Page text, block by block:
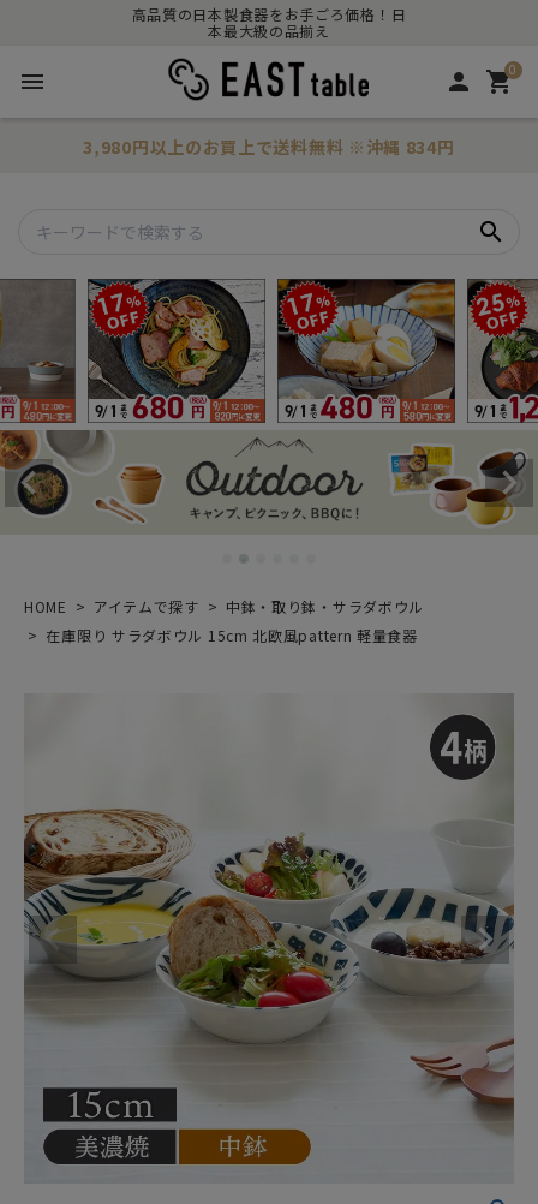
高品質の日本製食器をお手ごろ価格！日
本最大級の品揃え
menu person 0
shopping_cart
3,980円以上のお買上で送料無料 ※沖縄 834円
search
HOME アイテムで探す
中鉢・取り鉢・サラダボウル
在庫限り サラダボウル 15cm 北欧風pattern 軽量食器